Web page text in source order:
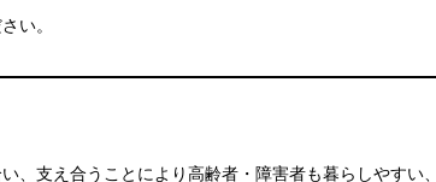
い。
、支え合うことにより高齢者・障害者も暮らしやすい